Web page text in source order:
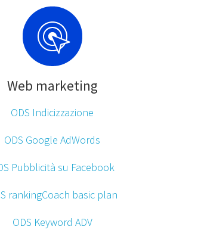
Web marketing
ODS Indicizzazione
ODS Google AdWords
Pubblicità su Facebook
rankingCoach basic plan
ODS Keyword ADV